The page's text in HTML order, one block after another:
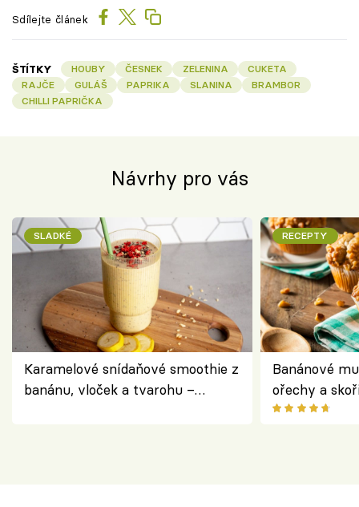
Sdílejte článek
ŠTÍTKY HOUBY ČESNEK ZELENINA
CUKETA
RAJČE
GULÁŠ PAPRIKA SLANINA
BRAMBOR
CHILLI PAPRIČKA
Návrhy pro vás
SLADKÉ
Karamelové snídaňové smoothie z
banánu, vloček a tvarohu –
RECEPTY
Banánové
ořechy a